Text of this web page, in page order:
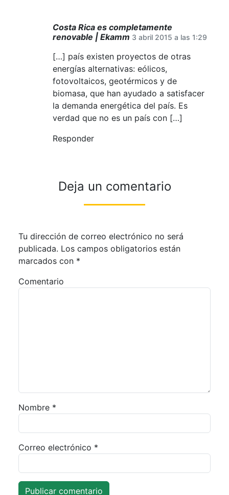
Costa Rica es completamente
renovable | Ekamm 3 abril 2015 a las 1:29
[…] país existen proyectos de otras
energías alternativas: eólicos,
fotovoltaicos, geotérmicos y de
biomasa, que han ayudado a satisfacer
la demanda energética del país. Es
verdad que no es un país con […]
Responder
Deja un comentario
Tu dirección de correo electrónico no será
publicada. Los campos obligatorios están
marcados con *
Comentario
Nombre *
Correo electrónico *